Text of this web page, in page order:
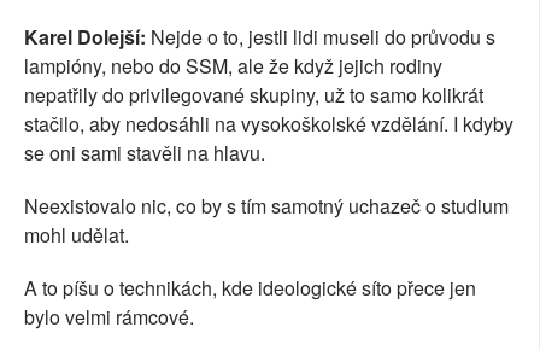
Karel Dolejší: Nejde o to, jestli lidi museli do průvodu s
lampióny, nebo do SSM, ale že když jejich rodiny
nepatřily do privilegované skupiny, už to samo kolikrát
stačilo, aby nedosáhli na vysokoškolské vzdělání. I kdyby
se oni sami stavěli na hlavu.
Neexistovalo nic, co by s tím samotný uchazeč o studium
mohl udělat.
A to píšu o technikách, kde ideologické síto přece jen
bylo velmi rámcové.